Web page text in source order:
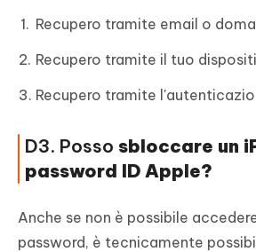
Recupero tramite email o
Recupero tramite il tuo
Recupero tramite
D3. Posso sbloccare un
password ID Apple?
Anche se non è possibile
password, è tecnicamente